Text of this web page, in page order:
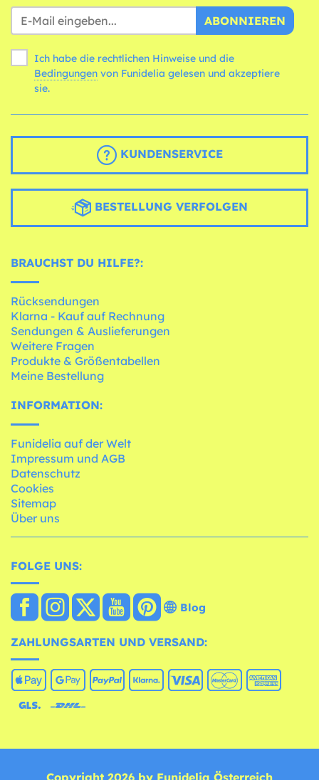
ABONNIEREN
Ich habe die rechtlichen Hinweise und die
Bedingungen
sie.
KUNDENSERVICE
BESTELLUNG VERFOLGEN
BRAUCHST DU HILFE?:
Rücksendungen
Klarna - Kauf auf Rechnung
Sendungen & Auslieferungen
Weitere Fragen
Produkte & Größentabellen
Meine Bestellung
INFORMATION:
Funidelia auf der Welt
Impressum und AGB
Datenschutz
Cookies
Sitemap
Über uns
FOLGE UNS:
Blog
ZAHLUNGSARTEN UND VERSAND: